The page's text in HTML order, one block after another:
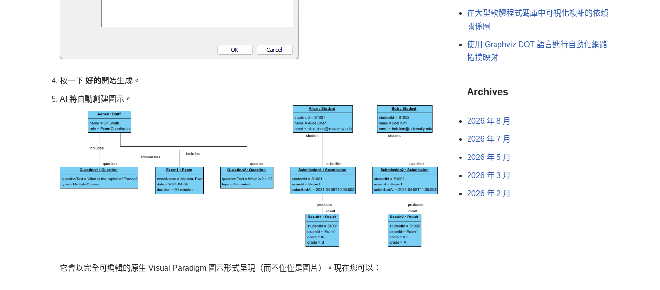
按一下 好的開始生成。
AI 將自動創建圖示。
它會以完全可編輯的原生 Visual Paradigm 圖示形式呈現（而不僅僅是圖片）。現在您可以：
在大型軟體程式碼庫中可視化複雜的依賴
關係圖
使用 Graphviz DOT 語言進行自動化網路
拓撲映射
Archives
2026 年 8 月
2026 年 7 月
2026 年 5 月
2026 年 3 月
2026 年 2 月